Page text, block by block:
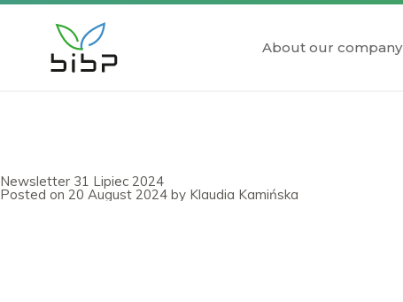
About our company
Newsletter 31 Lipiec 2024
Posted on 20 August 2024 by Klaudia Kamińska